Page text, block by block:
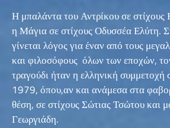
Η μπαλάντα του Αντρίκου σε
η Μάγια σε στίχους Οδυσσέα Ελύτη.
γίνεται λόγος για έναν από τους
και φιλοσόφους όλων των εποχών,
τραγούδι ήταν η ελληνική
1979, όπου,αν και ανάμεσα στα
θέση, σε στίχους Σώτιας Τσώτου και
Γεωργιάδη.